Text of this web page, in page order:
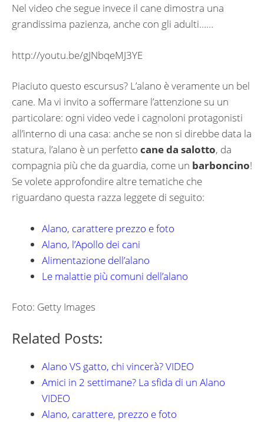
Nel video che segue invece il cane dimostra una
grandissima pazienza, anche con gli adulti……
http://youtu.be/gJNbqeMJ3YE
Piaciuto questo escursus? L’alano è veramente un bel
cane. Ma vi invito a soffermare l’attenzione su un
particolare: ogni video vede i cagnoloni protagonisti
all’interno di una casa: anche se non si direbbe data la
statura, l’alano è un perfetto cane da salotto, da
compagnia più che da guardia, come un barboncino!
Se volete approfondire altre tematiche che
riguardano questa razza leggete di seguito:
Alano, carattere prezzo e foto
Alano, l’Apollo dei cani
Alimentazione dell’alano
Le malattie più comuni dell’alano
Foto: Getty Images
Related Posts:
Alano VS gatto, chi vincerà? VIDEO
Amici in 2 settimane? La sfida di un Alano
VIDEO
Alano, carattere, prezzo e foto